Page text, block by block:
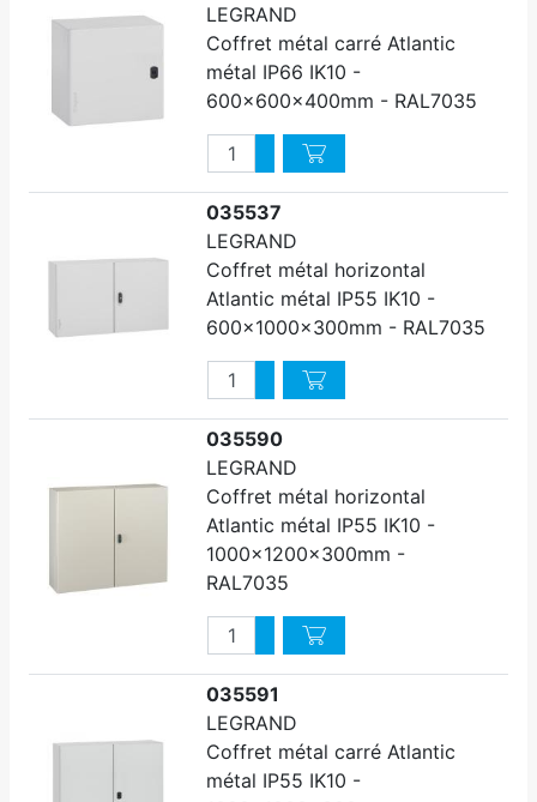
LEGRAND
Coffret métal carré Atlantic
métal IP66 IK10 -
600x600x400mm - RAL7035
QuantitéAugmenter quantité
Diminuer quantité
035537
LEGRAND
Coffret métal horizontal
Atlantic métal IP55 IK10 -
600x1000x300mm - RAL7035
QuantitéAugmenter quantité
Diminuer quantité
035590
LEGRAND
Coffret métal horizontal
Atlantic métal IP55 IK10 -
1000x1200x300mm -
RAL7035
QuantitéAugmenter quantité
Diminuer quantité
035591
LEGRAND
Coffret métal carré Atlantic
métal IP55 IK10 -